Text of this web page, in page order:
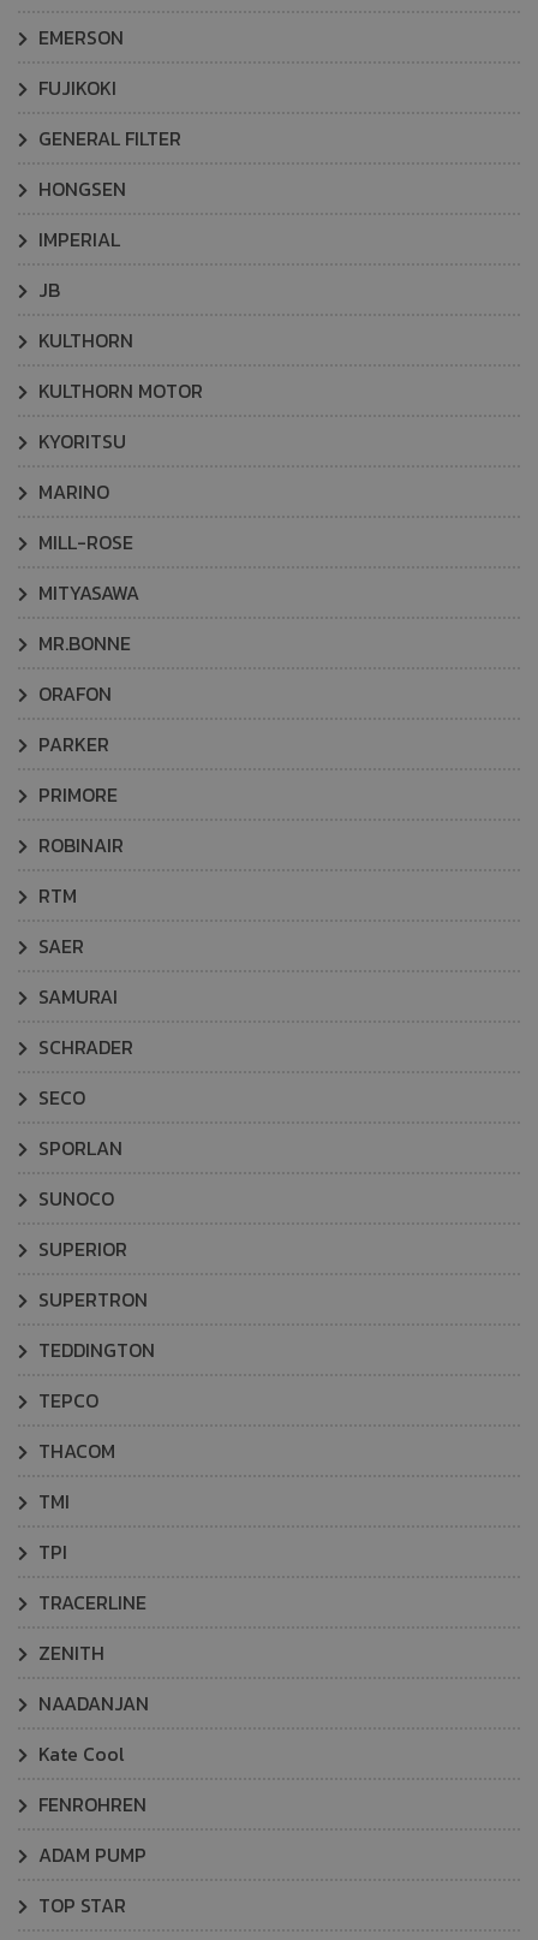
EMERSON
FUJIKOKI
GENERAL FILTER
HONGSEN
IMPERIAL
JB
KULTHORN
KULTHORN MOTOR
KYORITSU
MARINO
MILL-ROSE
MITYASAWA
MR.BONNE
ORAFON
PARKER
PRIMORE
ROBINAIR
RTM
SAER
SAMURAI
SCHRADER
SECO
SPORLAN
SUNOCO
SUPERIOR
SUPERTRON
TEDDINGTON
TEPCO
THACOM
TMI
TPI
TRACERLINE
ZENITH
NAADANJAN
Kate Cool
FENROHREN
ADAM PUMP
TOP STAR